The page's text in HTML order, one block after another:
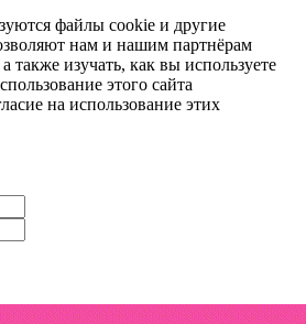
файлы cookie и другие
нам и нашим партнёрам
также изучать, как вы используете
этого сайта
на использование этих